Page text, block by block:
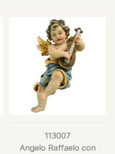
113007
Angelo Raffaelo con